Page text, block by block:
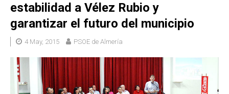
estabilidad a Vélez Rubio y
garantizar el futuro del municipio
4 May, 2015 PSOE de Almería